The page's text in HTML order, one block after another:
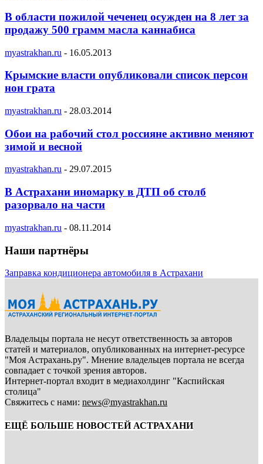
В области пожилой чеченец осужден на 8 лет за
продажу 500 грамм масла каннабиса
myastrakhan.ru - 16.05.2013
Крымские власти опубликовали список персон
нон грата
myastrakhan.ru - 28.03.2014
Обои на рабочий стол россияне активно меняют
зимой и весной
myastrakhan.ru - 29.07.2015
В Астрахани иномарку в ДТП об столб
разорвало на части
myastrakhan.ru - 08.11.2014
Наши партнёры
Заправка кондиционера автомобиля в Астрахани
Владельцы портала не несут ответственность за авторов
статей и материалов, опубликованных на интернет-ресурсе
"Моя Астрахань.ру". Мнение владельцев портала не всегда
совпадает с точкой зрения авторов.
Интернет-портал входит в медиахолдинг "Каспийская
столица"
Свяжитесь с нами: news@myastrakhan.ru
ЕЩЁ БОЛЬШЕ НОВОСТЕЙ АСТРАХАНИ